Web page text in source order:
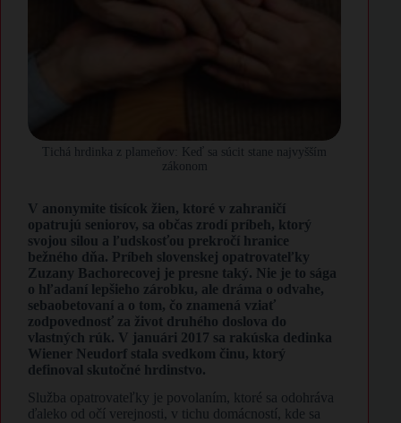
Tichá hrdinka z plameňov: Keď sa súcit stane najvyšším
zákonom
V anonymite tisícok žien, ktoré v zahraničí
opatrujú seniorov, sa občas zrodí príbeh, ktorý
svojou silou a ľudskosťou prekročí hranice
bežného dňa. Príbeh slovenskej opatrovateľky
Zuzany Bachorecovej je presne taký. Nie je to sága
o hľadaní lepšieho zárobku, ale dráma o odvahe,
sebaobetovaní a o tom, čo znamená vziať
zodpovednosť za život druhého doslova do
vlastných rúk. V januári 2017 sa rakúska dedinka
Wiener Neudorf stala svedkom činu, ktorý
definoval skutočné hrdinstvo.
Služba opatrovateľky je povolaním, ktoré sa odohráva
ďaleko od očí verejnosti, v tichu domácností, kde sa